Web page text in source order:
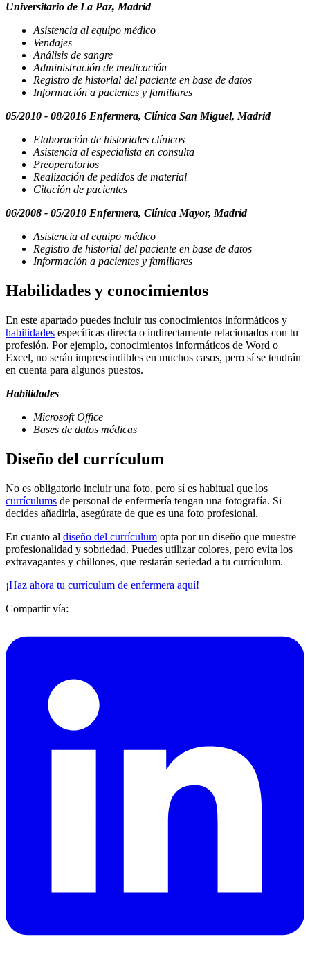
Universitario de La Paz, Madrid
Asistencia al equipo médico
Vendajes
Análisis de sangre
Administración de medicación
Registro de historial del paciente en base de datos
Información a pacientes y familiares
05/2010 - 08/2016 Enfermera, Clínica San Miguel, Madrid
Elaboración de historiales clínicos
Asistencia al especialista en consulta
Preoperatorios
Realización de pedidos de material
Citación de pacientes
06/2008 - 05/2010 Enfermera, Clínica Mayor, Madrid
Asistencia al equipo médico
Registro de historial del paciente en base de datos
Información a pacientes y familiares
Habilidades y conocimientos
En este apartado puedes incluir tus conocimientos informáticos y
habilidades específicas directa o indirectamente relacionados con tu
profesión. Por ejemplo, conocimientos informáticos de Word o
Excel, no serán imprescindibles en muchos casos, pero sí se tendrán
en cuenta para algunos puestos.
Habilidades
Microsoft Office
Bases de datos médicas
Diseño del currículum
No es obligatorio incluir una foto, pero sí es habitual que los
currículums de personal de enfermería tengan una fotografía. Si
decides añadirla, asegúrate de que es una foto profesional.
En cuanto al diseño del currículum opta por un diseño que muestre
profesionalidad y sobriedad. Puedes utilizar colores, pero evita los
extravagantes y chillones, que restarán seriedad a tu currículum.
¡Haz ahora tu currículum de enfermera aquí!
Compartir vía: